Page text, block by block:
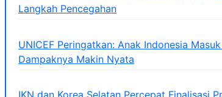
Langkah Pencegahan
UNICEF Peringatkan: Anak Indonesia
Dampaknya Makin Nyata
IKN dan Korea Selatan Percepat Finalisasi